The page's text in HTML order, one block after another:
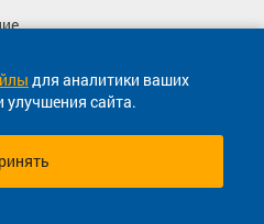
для аналитики ваших
улучшения сайта.
сообщения
сервис продажи